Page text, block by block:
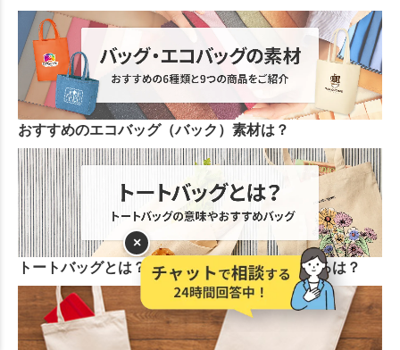
おすすめのエコバッグ（バック）素材は？
トートバッグとは？どんな時に使う？良いところは？
×